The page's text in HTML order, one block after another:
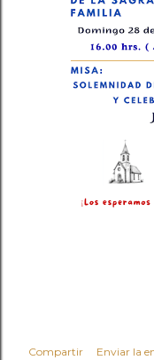
Compartir Enviar la